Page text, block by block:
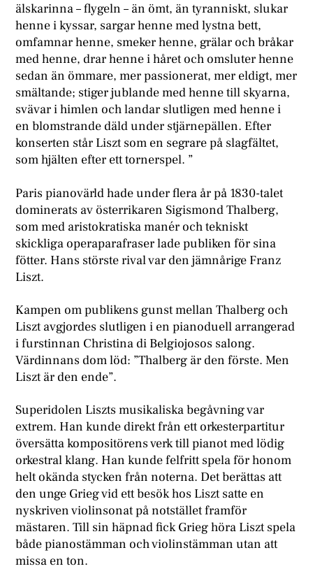
älskarinna – flygeln – än ömt, än tyranniskt, slukar
henne i kyssar, sargar henne med lystna bett,
omfamnar henne, smeker henne, grälar och bråkar
med henne, drar henne i håret och omsluter henne
sedan än ömmare, mer passionerat, mer eldigt, mer
smältande; stiger jublande med henne till skyarna,
svävar i himlen och landar slutligen med henne i
en blomstrande däld under stjärnepällen. Efter
konserten står Liszt som en segrare på slagfältet,
som hjälten efter ett tornerspel. ”
Paris pianovärld hade under flera år på 1830-talet
dominerats av österrikaren Sigismond Thalberg,
som med aristokratiska manér och tekniskt
skickliga operaparafraser lade publiken för sina
fötter. Hans störste rival var den jämnårige Franz
Liszt.
Kampen om publikens gunst mellan Thalberg och
Liszt avgjordes slutligen i en pianoduell arrangerad
i furstinnan Christina di Belgiojosos salong.
Värdinnans dom löd: ”Thalberg är den förste. Men
Liszt är den ende”.
Superidolen Liszts musikaliska begåvning var
extrem. Han kunde direkt från ett orkesterpartitur
översätta kompositörens verk till pianot med lödig
orkestral klang. Han kunde felfritt spela för honom
helt okända stycken från noterna. Det berättas att
den unge Grieg vid ett besök hos Liszt satte en
nyskriven violinsonat på notstället framför
mästaren. Till sin häpnad fick Grieg höra Liszt spela
både pianostämman och violinstämman utan att
missa en ton.